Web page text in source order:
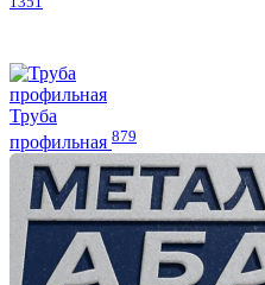
Труба
профильная 879